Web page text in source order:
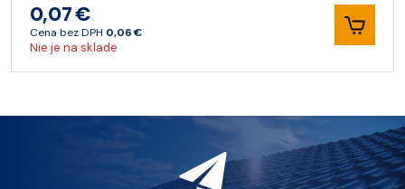
0,07 €
Cena bez DPH 0,06 €
Nie je na sklade